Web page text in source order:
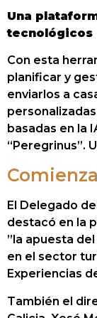
Una
tecnológicos
Con esta
planificar y
enviarlos a
basadas en la
“Peregrinus”.
El Delegado
destacó en la
”la apuesta
en el sector
Experiencias
También el